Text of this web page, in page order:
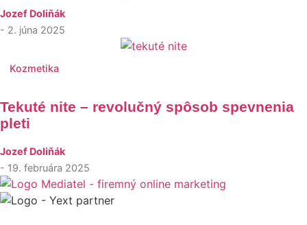
Jozef Doliňák
- 2. júna 2025
Kozmetika
Tekuté nite – revolučný spôsob spevnenia
pleti
Jozef Doliňák
- 19. februára 2025